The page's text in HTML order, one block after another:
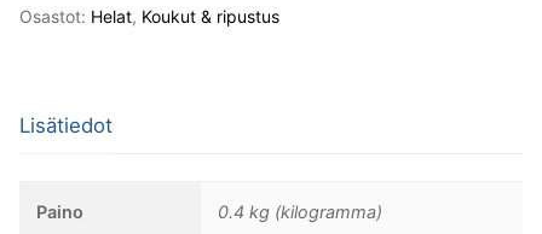
Osastot: Helat, Koukut & ripustus
Lisätiedot
Paino 0.4 kg (kilogramma)